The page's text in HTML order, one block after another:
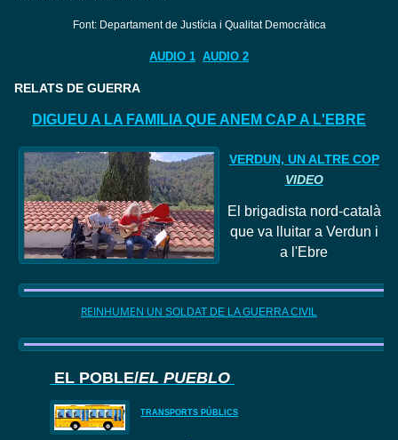
Font: Departament de Justícia i Qualitat Democràtica
AUDIO 1 AUDIO 2
RELATS DE GUERRA
DIGUEU A LA FAMILIA QUE ANEM CAP A L'EBRE
VERDUN, UN ALTRE COP
VIDEO
El brigadista nord-català
que va lluitar a Verdun i
a l'Ebre
REINHUMEN UN SOLDAT DE LA GUERRA CIVIL
EL POBLE/EL PUEBLO
TRANSPORTS PÚBLICS